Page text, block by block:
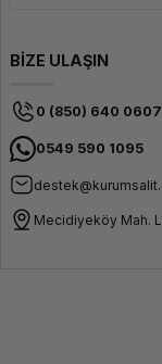
BİZE ULAŞIN
0 (850) 640 0607
0549 590 1095
Mecidiyeköy Mah.